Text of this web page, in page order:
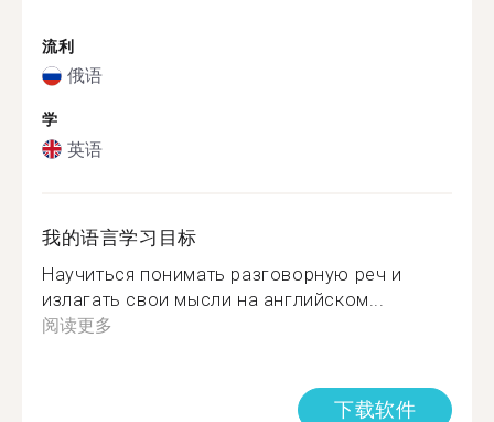
流利
俄语
学
英语
我的语言学习目标
Научиться понимать разговорную реч и
излагать свои мысли на английском...
阅读更多
下载软件